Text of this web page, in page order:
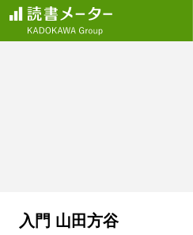
入門 山田方谷